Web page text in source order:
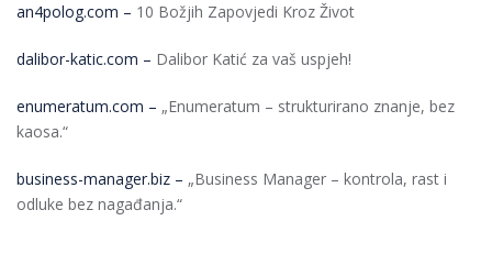
an4polog.com – 10 Božjih Zapovjedi Kroz Život
dalibor-katic.com – Dalibor Katić za vaš uspjeh!
enumeratum.com – „Enumeratum – strukturirano znanje, bez
kaosa.“
business-manager.biz – „Business Manager – kontrola, rast i
odluke bez nagađanja.“